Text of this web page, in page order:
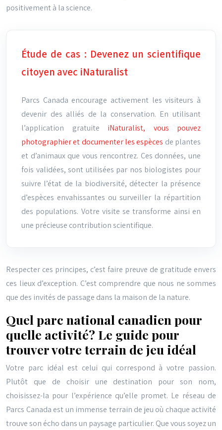
positivement à la science.
Étude de cas : Devenez un scientifique
citoyen avec iNaturalist
Parcs Canada encourage activement les visiteurs à
devenir des alliés de la conservation. En utilisant
l’application gratuite iNaturalist, vous pouvez
photographier et documenter les espèces de plantes
et d’animaux que vous rencontrez. Ces données, une
fois validées, sont utilisées par nos biologistes pour
suivre l’état de la biodiversité, détecter la présence
d’espèces envahissantes ou surveiller la répartition
des populations. Votre visite se transforme ainsi en
une précieuse contribution scientifique.
Respecter ces principes, c’est faire preuve de gratitude envers
ces lieux d’exception. C’est comprendre que nous ne sommes
que des invités de passage dans la maison de la nature.
Quel parc national canadien pour
quelle activité? Le guide pour
trouver votre terrain de jeu idéal
Votre parc idéal est celui qui correspond à votre passion.
Plutôt que de choisir une destination pour son nom,
choisissez-la pour l’expérience qu’elle promet. Le réseau de
Parcs Canada est un immense terrain de jeu où chaque activité
trouve son écho dans un paysage particulier. Que vous soyez un